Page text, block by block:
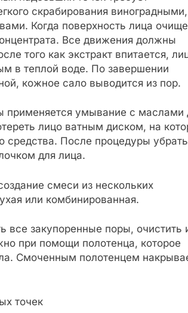
скрабирования виноградными,
Когда поверхность лица
Все движения должны
того как экстракт впитается,
в теплой воде. По завершении
кожное сало выводится из пор.
применяется умывание с маслами
лицо ватным диском, на
средства. После процедуры убрать
для лица.
смеси из нескольких
или комбинированная.
все закупоренные поры, очистить
при помощи полотенца, которое
Смоченным полотенцем